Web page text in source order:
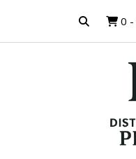
0 -